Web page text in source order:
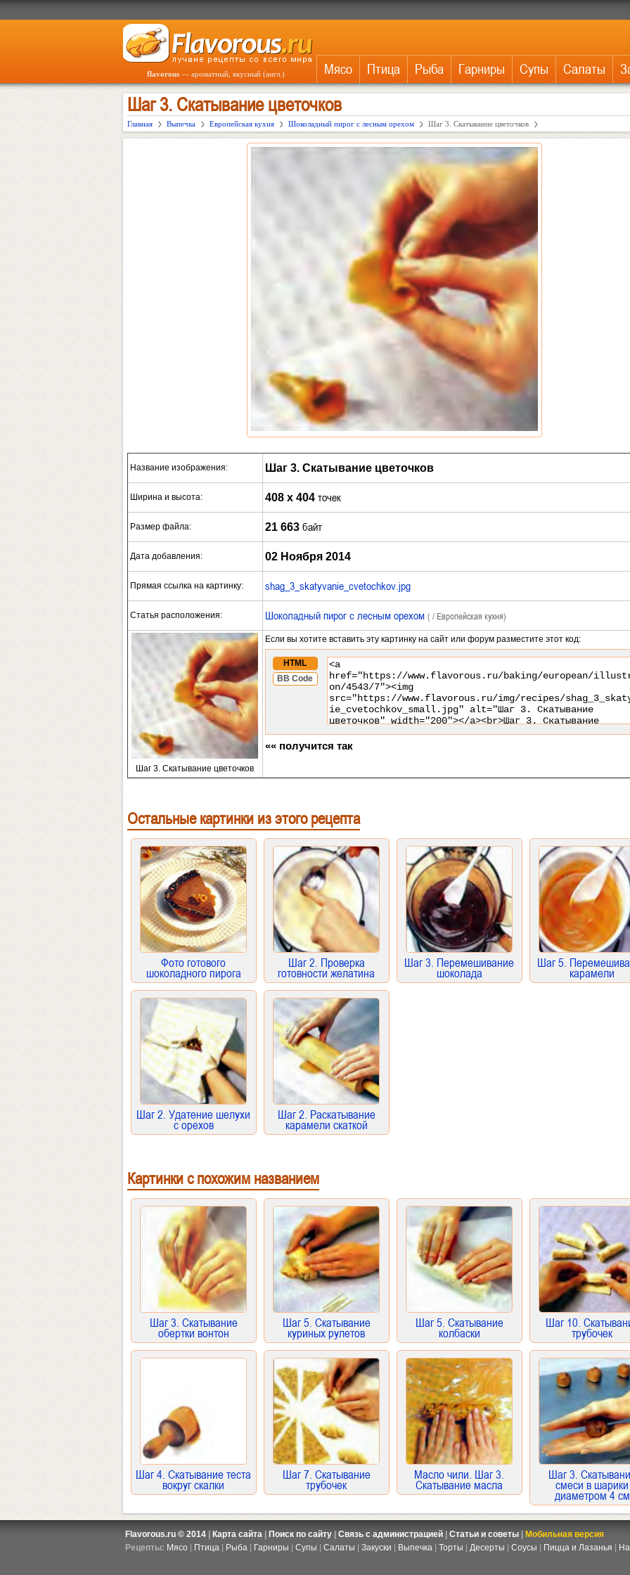
flavorous— ароматный, вкусный (англ.) Мясо Птица Рыба Гарниры Супы Салаты
Шаг 3. Скатывание цветочков
Главная Выпечка Европейская кухня Шоколадный пирог с лесным орехом Шаг 3. Скатывание цветочков
Название изображения: Шаг 3. Скатывание цветочков
Ширина и высота: 408 x 404точек
Размер файла: 21 663байт
Дата добавления: 02 Ноября 2014
Прямая ссылка на картинку: shag_3_skatyvanie_cvetochkov.jpg
Статья расположения: Шоколадный пирог с лесным орехом ( / Европейская кухня)
Шаг 3. Скатывание цветочков
Если вы хотите вставить эту картинку на сайт или форум разместите этот код:
HTML
BB Code
«« получится так
Остальные картинки из этого рецепта
Фото готового
шоколадного пирога
Шаг 2. Проверка
готовности желатина
Шаг 3. Перемешивание
шоколада
Шаг 5.
карамели
Шаг 2. Удатение шелухи
с орехов
Шаг 2. Раскатывание
карамели скаткой
Картинки с похожим названием
Шаг 3. Скатывание
обертки вонтон
Шаг 5. Скатывание
куриных рулетов
Шаг 5. Скатывание
колбаски
Шаг 10.
трубочек
Шаг 4. Скатывание теста
вокруг скалки
Шаг 7. Скатывание
трубочек
Масло чили. Шаг 3.
Скатывание масла
Шаг 3.
смеси в шарики
диаметром 4 см
Flavorous.ru © 2014| Карта сайта| Поиск по сайту| Связь с администрацией| Статьи и советы|
Мобильная версия
Рецепты: Мясо Птица| Рыба| Гарниры Супы Салаты Закуски Выпечка| Торты Десерты Соусы Пицца и Лазанья